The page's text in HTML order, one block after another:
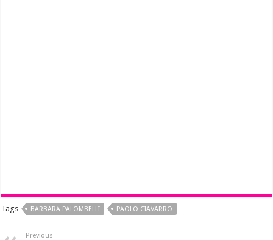
Tags BARBARA PALOMBELLI PAOLO CIAVARRO
Previous